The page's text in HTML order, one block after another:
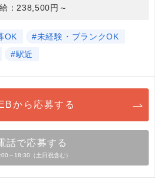
：238,500円～
OK
#未経験・ブランクOK
#駅近
から応募する
話で応募する
～18:30（土日祝含む）